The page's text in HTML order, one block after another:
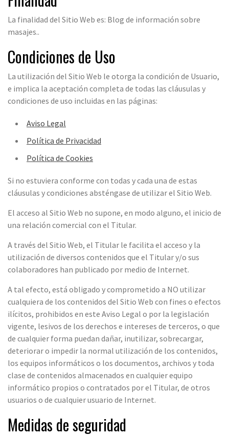
La finalidad del Sitio Web es: Blog de información sobre
masajes..
Condiciones de Uso
La utilización del Sitio Web le otorga la condición de Usuario,
e implica la aceptación completa de todas las cláusulas y
condiciones de uso incluidas en las páginas:
Aviso Legal
Política de Privacidad
Política de Cookies
Si no estuviera conforme con todas y cada una de estas
cláusulas y condiciones absténgase de utilizar el Sitio Web.
El acceso al Sitio Web no supone, en modo alguno, el inicio de
una relación comercial con el Titular.
A través del Sitio Web, el Titular le facilita el acceso y la
utilización de diversos contenidos que el Titular y/o sus
colaboradores han publicado por medio de Internet.
A tal efecto, está obligado y comprometido a NO utilizar
cualquiera de los contenidos del Sitio Web con fines o efectos
ilícitos, prohibidos en este Aviso Legal o por la legislación
vigente, lesivos de los derechos e intereses de terceros, o que
de cualquier forma puedan dañar, inutilizar, sobrecargar,
deteriorar o impedir la normal utilización de los contenidos,
los equipos informáticos o los documentos, archivos y toda
clase de contenidos almacenados en cualquier equipo
informático propios o contratados por el Titular, de otros
usuarios o de cualquier usuario de Internet.
Medidas de seguridad